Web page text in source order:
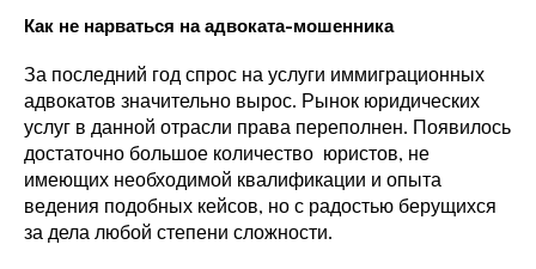
Как не нарваться на адвоката-мошенника
За последний год спрос на услуги иммиграционных
адвокатов значительно вырос. Рынок юридических
услуг в данной отрасли права переполнен. Появилось
достаточно большое количество  юристов, не
имеющих необходимой квалификации и опыта
ведения подобных кейсов, но с радостью берущихся
за дела любой степени сложности.